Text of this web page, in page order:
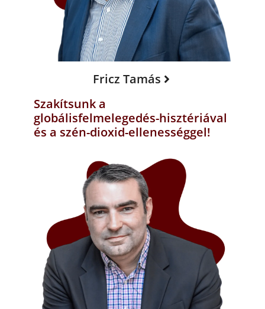
Fricz Tamás
Szakítsunk a
globálisfelmelegedés-hisztériával
és a szén-dioxid-ellenességgel!